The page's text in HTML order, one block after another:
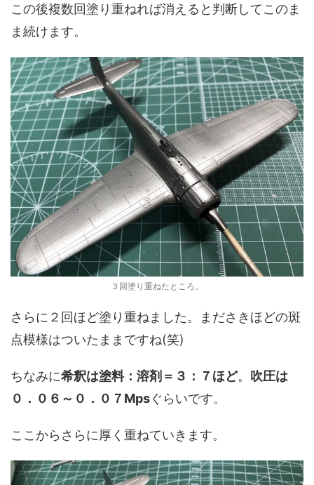
この後複数回塗り重ねれば消えると判断してこのま
ま続けます。
３回塗り重ねたところ。
さらに２回ほど塗り重ねました。まださきほどの斑
点模様はついたままですね(笑)
ちなみに希釈は塗料：溶剤＝３：７ほど。 吹圧は
０．０６～０．０７Mpsぐらいです。
ここからさらに厚く重ねていきます。